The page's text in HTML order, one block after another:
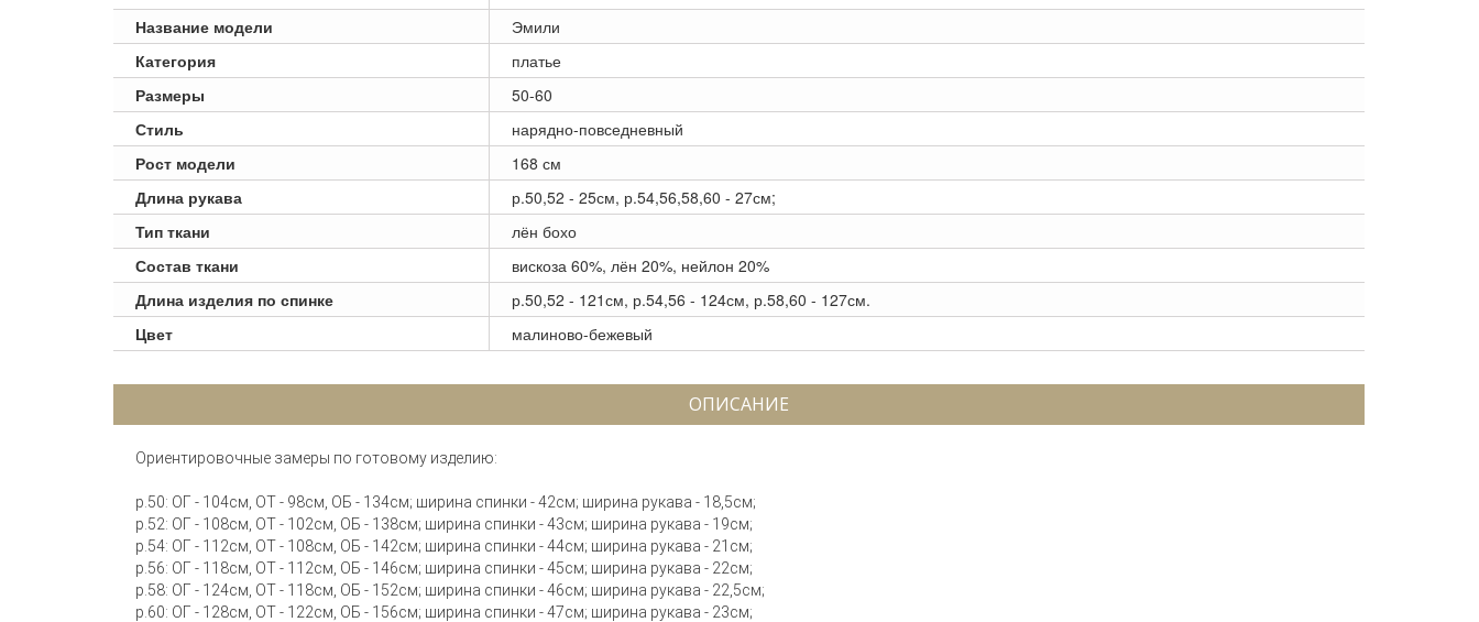
Название модели
Эмили
Категория
платье
Размеры
50-60
Стиль
нарядно-повседневный
Рост модели
168 см
Длина рукава
р.50,52 - 25см, р.54,56,58,60 - 27см;
Тип ткани
лён бохо
Состав ткани
вискоза 60%, лён 20%, нейлон 20%
Длина изделия по спинке
р.50,52 - 121см, р.54,56 - 124см, р.58,60 - 127см.
Цвет
малиново-бежевый
ОПИСАНИЕ
Ориентировочные замеры по готовому изделию:
р.50: ОГ - 104см, ОТ - 98см, ОБ - 134см; ширина спинки - 42см; ширина рукава - 18,5см;
р.52: ОГ - 108см, ОТ - 102см, ОБ - 138см; ширина спинки - 43см; ширина рукава - 19см;
р.54: ОГ - 112см, ОТ - 108см, ОБ - 142см; ширина спинки - 44см; ширина рукава - 21см;
р.56: ОГ - 118см, ОТ - 112см, ОБ - 146см; ширина спинки - 45см; ширина рукава - 22см;
р.58: ОГ - 124см, ОТ - 118см, ОБ - 152см; ширина спинки - 46см; ширина рукава - 22,5см;
р.60: ОГ - 128см, ОТ - 122см, ОБ - 156см; ширина спинки - 47см; ширина рукава - 23см;